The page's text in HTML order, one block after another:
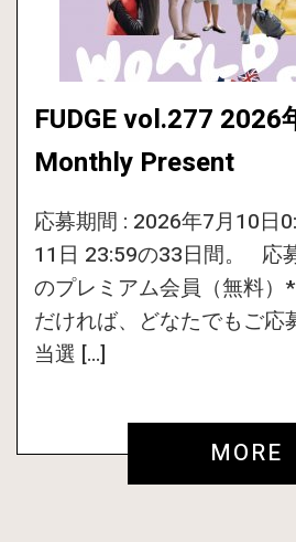
FUDGE vol.277
Monthly Present
応募期間 : 2026年7月10日
11日 23:59の33日間。 応
のプレミアム会員（無料）
だければ、どなたでもご応
当選 […]
MORE